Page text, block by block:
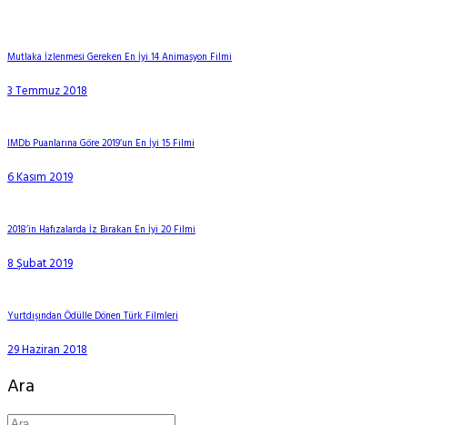
Mutlaka İzlenmesi Gereken En İyi 14 Animasyon Filmi
3 Temmuz 2018
IMDb Puanlarına Göre 2019’un En İyi 15 Filmi
6 Kasım 2019
2018’in Hafızalarda İz Bırakan En İyi 20 Filmi
8 Şubat 2019
Yurtdışından Ödülle Dönen Türk Filmleri
29 Haziran 2018
Ara